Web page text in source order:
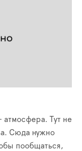
Тут не
Сюда нужно
пообщаться,